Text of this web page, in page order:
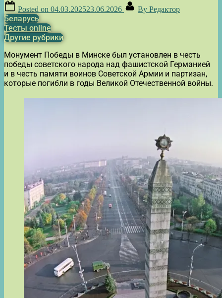
Posted on 04.03.202523.06.2026 By Редактор
Беларусь
Тесты online
Другие рубрики
Монумент Победы в Минске был установлен в честь
победы советского народа над фашистской Германией
и в честь памяти воинов Советской Армии и партизан,
которые погибли в годы Великой Отечественной войны.